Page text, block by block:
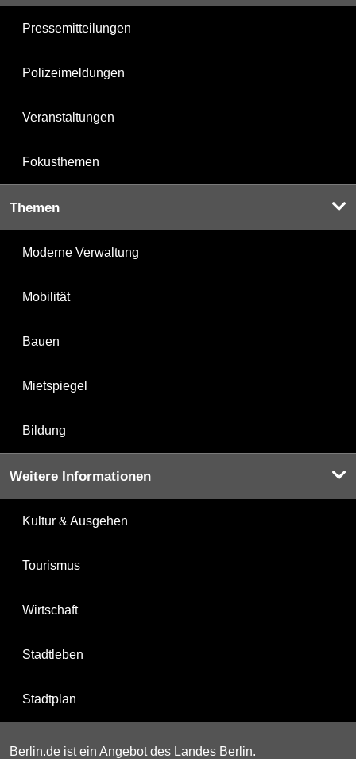
Pressemitteilungen
Polizeimeldungen
Veranstaltungen
Fokusthemen
Themen
Moderne Verwaltung
Mobilität
Bauen
Mietspiegel
Bildung
Weitere Informationen
Kultur & Ausgehen
Tourismus
Wirtschaft
Stadtleben
Stadtplan
Berlin.de ist ein Angebot des Landes Berlin.